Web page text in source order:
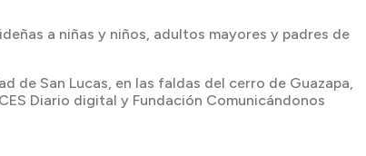
a niñas y niños, adultos mayores y padres de
de San Lucas, en las faldas del cerro de Guazapa,
Diario digital y Fundación Comunicándonos